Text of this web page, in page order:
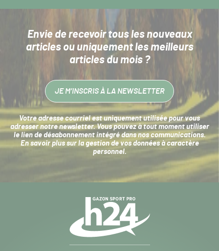
Envie de recevoir tous les nouveaux
articlesou uniquement les meilleurs
articles du mois ?
JE M’INSCRIS À LA NEWSLETTER
Votre adresse courriel est uniquement utilisée pour vous
adresser notre newsletter. Vous pouvez à tout moment utiliser
le lien de désabonnement intégré dans nos communications.
En savoir plus sur la gestion de vos données à caractère
personnel.